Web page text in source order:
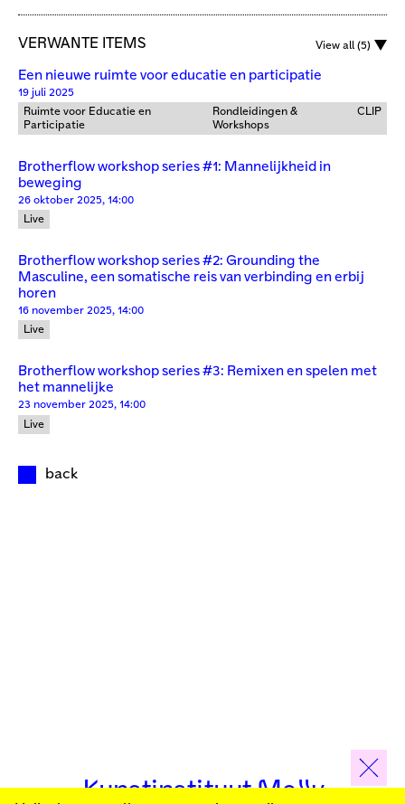
VERWANTE ITEMS View all (5)
Een nieuwe ruimte voor educatie en participatie
19 juli 2025
Ruimte voor Educatie en
Participatie
Rondleidingen &
Workshops
CLIP
Brotherflow workshop series #1: Mannelijkheid in
beweging
26 oktober 2025, 14:00
Live
Brotherflow workshop series #2: Grounding the
Masculine, een somatische reis van verbinding en erbij
horen
16 november 2025, 14:00
Live
Brotherflow workshop series #3: Remixen en spelen met
het mannelijke
23 november 2025, 14:00
Live
back
Kunstinstituut Melly